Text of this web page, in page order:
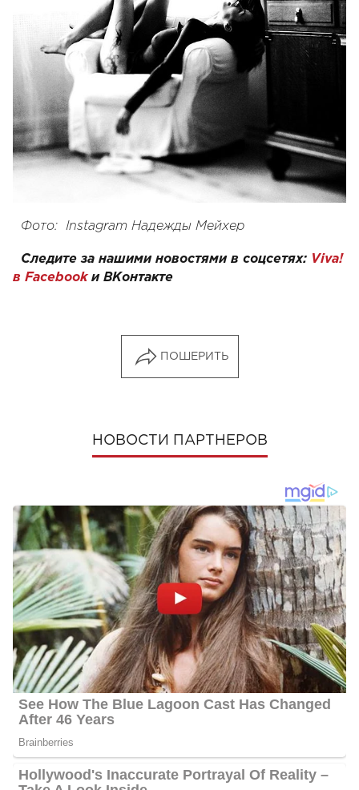
Фото: Instagram Надежды Мейхер
Следите за нашими новостями в соцсетях: Viva!
в Facebookи ВКонтакте
ПОШЕРИТЬ
НОВОСТИ ПАРТНЕРОВ